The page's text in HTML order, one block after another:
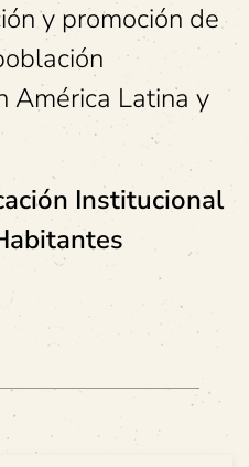
y promoción de
América Latina y
Institucional